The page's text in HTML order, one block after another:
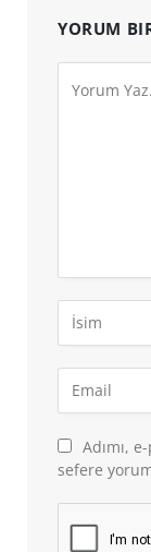
YORUM
Adımı,
sefere